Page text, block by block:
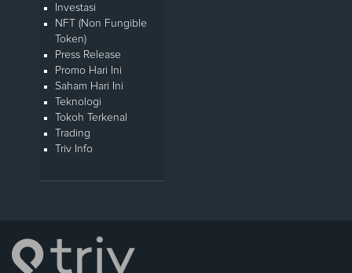
Investasi
NFT (Non Fungible
Token)
Press Release
Promo Hari Ini
Saham Hari Ini
Teknologi
Tokoh Terkenal
Trading
Triv Info